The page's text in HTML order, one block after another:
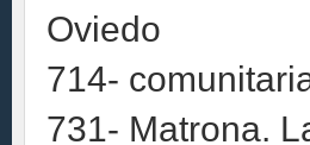
Oviedo
714-
731- Matrona.